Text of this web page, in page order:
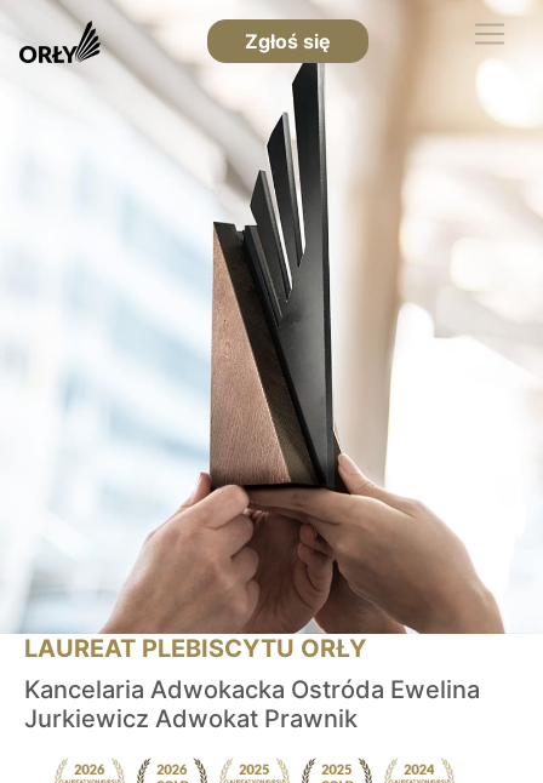
Zgłoś się
LAUREAT PLEBISCYTU ORŁY
Kancelaria Adwokacka Ostróda Ewelina
Jurkiewicz Adwokat Prawnik